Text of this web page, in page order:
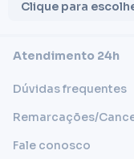
Clique para
Atendimento 24h
Dúvidas frequentes
Remarcações/
Fale conosco